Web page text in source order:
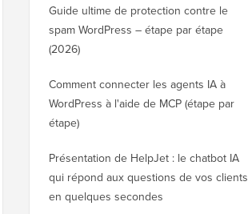
Guide ultime de protection contre le
spam WordPress – étape par étape
(2026)
Comment connecter les agents IA à
WordPress à l'aide de MCP (étape par
étape)
Présentation de HelpJet : le chatbot IA
qui répond aux questions de vos clients
en quelques secondes